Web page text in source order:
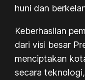
huni dan
Keberhasilan
dari visi besar
menciptakan
secara